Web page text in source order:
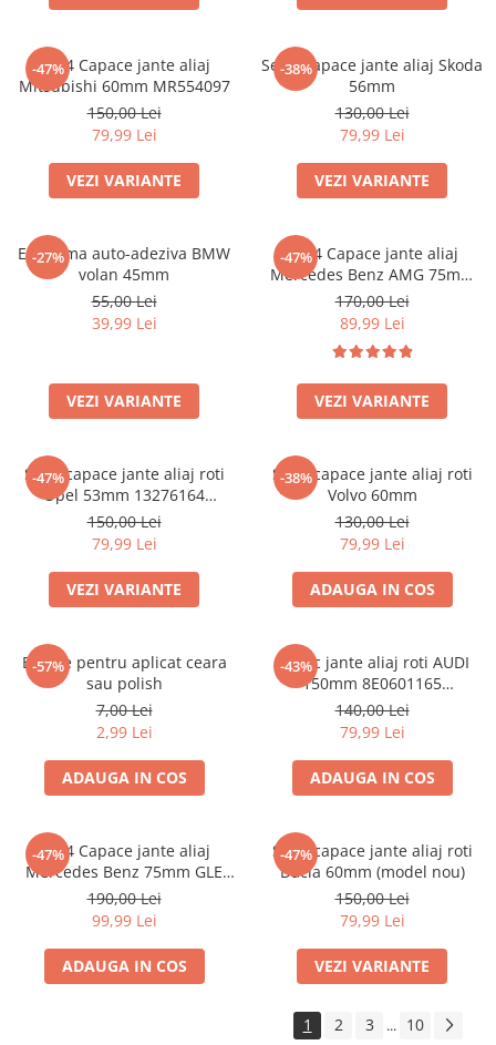
-47%
set 4 Capace jante aliaj
Mitsubishi 60mm MR554097
150,00 Lei
79,99 Lei
VEZI VARIANTE
-38%
Set 4 Capace jante aliaj Skoda
56mm
130,00 Lei
79,99 Lei
VEZI VARIANTE
-27%
Emblema auto-adeziva BMW
volan 45mm
55,00 Lei
39,99 Lei
VEZI VARIANTE
-47%
set 4 Capace jante aliaj
Mercedes Benz AMG 75mm
(inel prindere) A0004003100
170,00 Lei
89,99 Lei
VEZI VARIANTE
-47%
Set 4 capace jante aliaj roti
Opel 53mm 13276164
467597050
150,00 Lei
79,99 Lei
VEZI VARIANTE
-38%
Set 4 capace jante aliaj roti
Volvo 60mm
130,00 Lei
79,99 Lei
ADAUGA IN COS
-57%
Burete pentru aplicat ceara
sau polish
7,00 Lei
2,99 Lei
ADAUGA IN COS
-43%
Capac jante aliaj roti AUDI
150mm 8E0601165
(8ED601165 )
140,00 Lei
79,99 Lei
ADAUGA IN COS
-47%
set 4 Capace jante aliaj
Mercedes Benz 75mm GLE
W167 / GLS X167 A1674015960
190,00 Lei
99,99 Lei
ADAUGA IN COS
-47%
Set 4 capace jante aliaj roti
Dacia 60mm (model nou)
150,00 Lei
79,99 Lei
VEZI VARIANTE
1 2 3 ... 10